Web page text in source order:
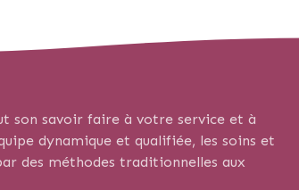
son savoir faire à votre service et à
dynamique et qualifiée, les soins et
des méthodes traditionnelles aux